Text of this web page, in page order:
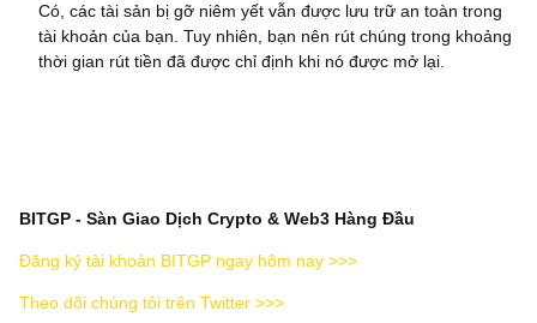
Có, các tài sản bị gỡ niêm yết vẫn được lưu trữ an toàn trong
tài khoản của bạn. Tuy nhiên, bạn nên rút chúng trong khoảng
thời gian rút tiền đã được chỉ định khi nó được mở lại.
BITGP - Sàn Giao Dịch Crypto & Web3 Hàng Đầu
Đăng ký tài khoản BITGP ngay hôm nay >>>
Theo dõi chúng tôi trên Twitter >>>